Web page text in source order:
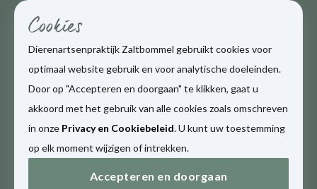
0418-512009
Maak online een afspraak
Dierenartsenpraktijk Zaltbommel © 2026, Alle rechten
voorbehouden |Sitemap |Algemene Voorwaarden
Cookies
Dierenartsenpraktijk Zaltbommel gebruikt cookies voor
optimaal website gebruik en voor analytische doeleinden.
Door op "Accepteren en doorgaan" te klikken, gaat u
akkoord met het gebruik van alle cookies zoals omschreven
in onze Privacy en Cookiebeleid. U kunt uw toestemming
op elk moment wijzigen of intrekken.
Accepteren en doorgaan